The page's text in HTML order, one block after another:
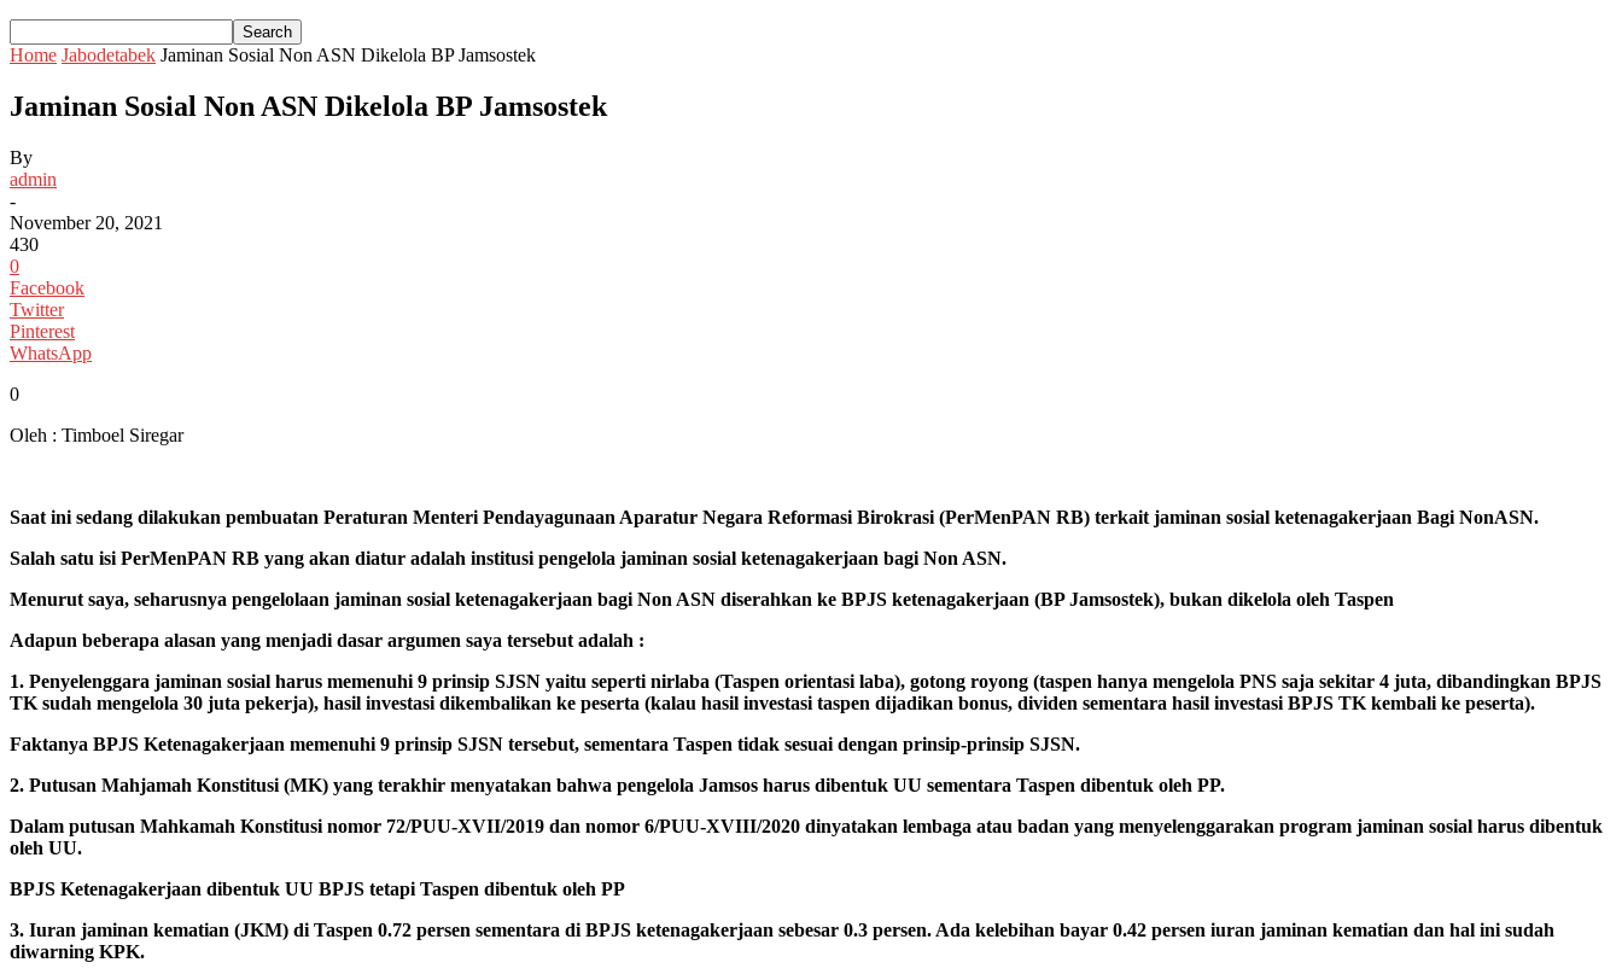
Home Jabodetabek Jaminan Sosial Non ASN Dikelola BP Jamsostek
Jaminan Sosial Non ASN Dikelola BP Jamsostek
By
admin
-
November 20, 2021
430
0
Facebook
Twitter
Pinterest
WhatsApp
0
Oleh : Timboel Siregar
Saat ini sedang dilakukan pembuatan Peraturan Menteri Pendayagunaan Aparatur Negara Reformasi Birokrasi (PerMenPAN RB) terkait jaminan sosial ketenagakerjaan Bagi NonASN.
Salah satu isi PerMenPAN RB yang akan diatur adalah institusi pengelola jaminan sosial ketenagakerjaan bagi Non ASN.
Menurut saya, seharusnya pengelolaan jaminan sosial ketenagakerjaan bagi Non ASN diserahkan ke BPJS ketenagakerjaan (BP Jamsostek), bukan dikelola oleh Taspen
Adapun beberapa alasan yang menjadi dasar argumen saya tersebut adalah :
1. Penyelenggara jaminan sosial harus memenuhi 9 prinsip SJSN yaitu seperti nirlaba (Taspen orientasi laba), gotong royong (taspen hanya mengelola PNS saja sekitar 4 juta, dibandingkan BPJS
TK sudah mengelola 30 juta pekerja), hasil investasi dikembalikan ke peserta (kalau hasil investasi taspen dijadikan bonus, dividen sementara hasil investasi BPJS TK kembali ke peserta).
Faktanya BPJS Ketenagakerjaan memenuhi 9 prinsip SJSN tersebut, sementara Taspen tidak sesuai dengan prinsip-prinsip SJSN.
2. Putusan Mahjamah Konstitusi (MK) yang terakhir menyatakan bahwa pengelola Jamsos harus dibentuk UU sementara Taspen dibentuk oleh PP.
Dalam putusan Mahkamah Konstitusi nomor 72/PUU-XVII/2019 dan nomor 6/PUU-XVIII/2020 dinyatakan lembaga atau badan yang menyelenggarakan program jaminan sosial harus dibentuk
oleh UU.
BPJS Ketenagakerjaan dibentuk UU BPJS tetapi Taspen dibentuk oleh PP
3. Iuran jaminan kematian (JKM) di Taspen 0.72 persen sementara di BPJS ketenagakerjaan sebesar 0.3 persen. Ada kelebihan bayar 0.42 persen iuran jaminan kematian dan hal ini sudah
diwarning KPK.